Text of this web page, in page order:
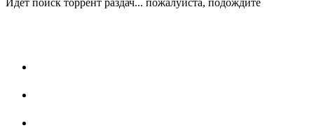
Идёт поиск торрент раздач... пожалуйста, подождите